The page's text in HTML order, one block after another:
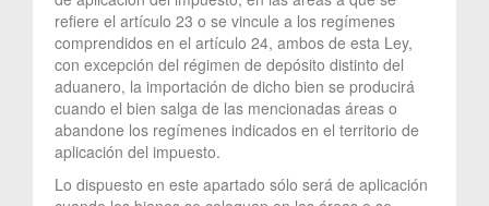
refiere el artículo 23 o se vincule a los regímenes
comprendidos en el artículo 24, ambos de esta Ley,
con excepción del régimen de depósito distinto del
aduanero, la importación de dicho bien se producirá
cuando el bien salga de las mencionadas áreas o
abandone los regímenes indicados en el territorio de
aplicación del impuesto.
Lo dispuesto en este apartado sólo será de aplicación